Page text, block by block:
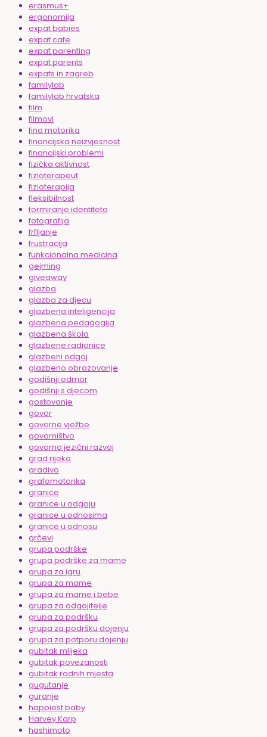
erasmus+
ergonomija
expat babies
expat cafe
expat parenting
expat parents
expats in zagreb
familylab
familylab hrvatska
film
filmovi
fina motorika
financijska neizvjesnost
financijski problemi
fizička aktivnost
fizioterapeut
fizioterapija
fleksibilnost
formiranje identiteta
fotografija
frfljanje
frustracija
funkcionalna medicina
gejming
giveaway
glazba
glazba za djecu
glazbena inteligencija
glazbena pedagogija
glazbena škola
glazbene radionice
glazbeni odgoj
glazbeno obrazovanje
godišnji odmor
godišnji s djecom
gostovanje
govor
govorne vježbe
govorništvo
govorno jezični razvoj
grad rijeka
gradivo
grafomotorika
granice
granice u odgoju
granice u odnosima
granice u odnosu
grčevi
grupa podrške
grupa podrške za mame
grupa za igru
grupa za mame
grupa za mame i bebe
grupa za odgojitelje
grupa za podršku
grupa za podršku dojenju
grupa za potporu dojenju
gubitak mlijeka
gubitak povezanosti
gubitak radnih mjesta
gugutanje
guranje
happiest baby
Harvey Karp
hashimoto